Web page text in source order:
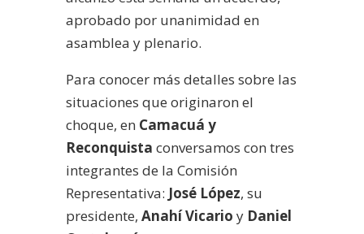
aprobado por unanimidad en
asamblea y plenario.
Para conocer más detalles sobre las
situaciones que originaron el
choque, en Camacuá y
Reconquista conversamos con tres
integrantes de la Comisión
Representativa: José López, su
presidente, Anahí Vicario y Daniel